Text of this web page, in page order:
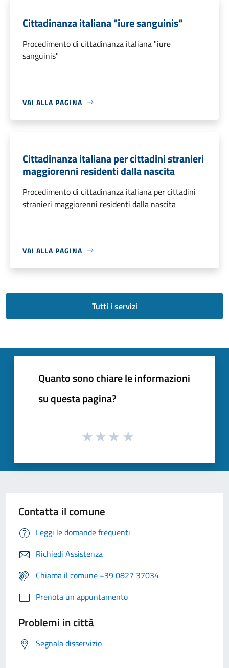
Cittadinanza italiana "iure sanguinis"
Procedimento di cittadinanza italiana "iure
sanguinis"
VAI ALLA PAGINA
Cittadinanza italiana per cittadini stranieri
maggiorenni residenti dalla nascita
Procedimento di cittadinanza italiana per cittadini
stranieri maggiorenni residenti dalla nascita
VAI ALLA PAGINA
Tutti i servizi
Quanto sono chiare le informazioni
su questa pagina?
Contatta il comune
Leggi le domande frequenti
Richiedi Assistenza
Chiama il comune +39 0827 37034
Prenota un appuntamento
Problemi in città
Segnala disservizio